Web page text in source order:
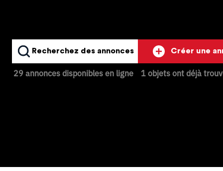
Recherchez des annonces
29 annonces disponibles en ligne
Créer une
1 objets ont déjà